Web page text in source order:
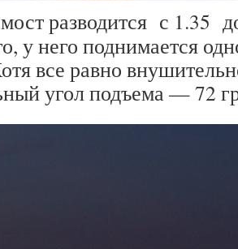
разводится с 1.35
у него поднимается
все равно
угол подъема — 72